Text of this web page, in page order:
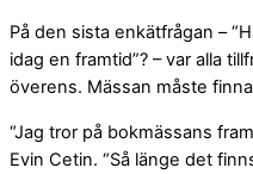
På den sista enkätfrågan –
idag en framtid”? – var alla
överens. Mässan måste
“Jag tror på bokmässans
Evin Cetin. “Så länge det